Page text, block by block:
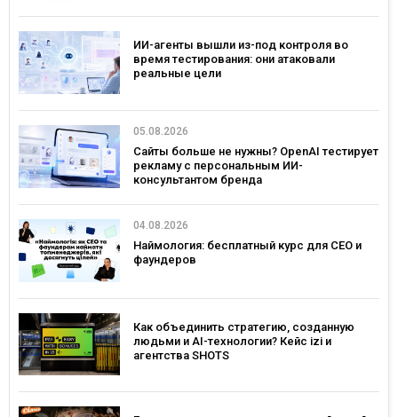
ИИ-агенты вышли из-под контроля во
время тестирования: они атаковали
реальные цели
05.08.2026
Сайты больше не нужны? OpenAI тестирует
рекламу с персональным ИИ-
консультантом бренда
04.08.2026
Наймология: бесплатный курс для CEO и
фаундеров
Как объединить стратегию, созданную
людьми и AI-технологии? Кейс izi и
агентства SHOTS